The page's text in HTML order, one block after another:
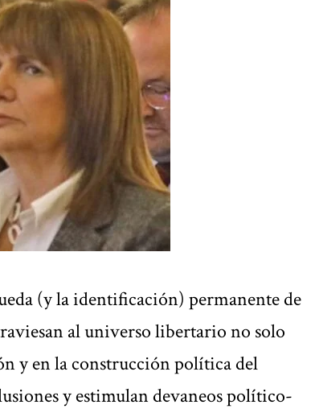
(y la identificación) permanente de
al universo libertario no solo
y en la construcción política del
y estimulan devaneos político-